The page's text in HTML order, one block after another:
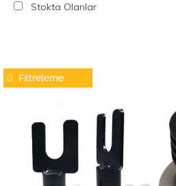
Stokta Olanlar
Filtreleme